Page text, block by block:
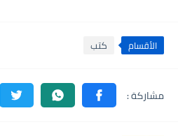
الأقسام كتب